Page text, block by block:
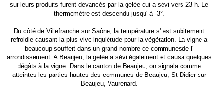
sur leurs produits furent devancés par la gelée qui a sévi vers 23 h. Le
thermomètre est descendu jusqu' à -3°.
Du côté de Villefranche sur Saône, la température s' est subitement
refroidie causant la plus vive inquiétude pour la végétation. La vigne a
beaucoup souffert dans un grand nombre de communesde l'
arrondissement. A Beaujeu, la gelée a sévi également et causa quelques
dégâts à la vigne. Dans le canton de Beaujeu, on signala comme
atteintes les parties hautes des communes de Beaujeu, St Didier sur
Beaujeu, Vaurenard.